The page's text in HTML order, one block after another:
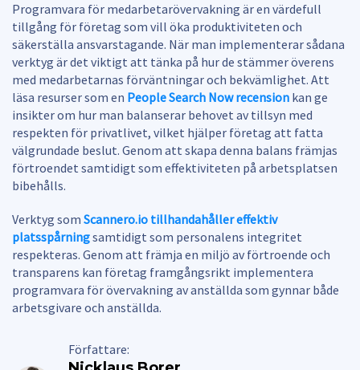
Programvara för medarbetarövervakning är en värdefull
tillgång för företag som vill öka produktiviteten och
säkerställa ansvarstagande. När man implementerar sådana
verktyg är det viktigt att tänka på hur de stämmer överens
med medarbetarnas förväntningar och bekvämlighet. Att
läsa resurser som en People Search Now recension kan ge
insikter om hur man balanserar behovet av tillsyn med
respekten för privatlivet, vilket hjälper företag att fatta
välgrundade beslut. Genom att skapa denna balans främjas
förtroendet samtidigt som effektiviteten på arbetsplatsen
bibehålls.
Verktyg som Scannero.io tillhandahåller effektiv
platsspårningsamtidigt som personalens integritet
respekteras. Genom att främja en miljö av förtroende och
transparens kan företag framgångsrikt implementera
programvara för övervakning av anställda som gynnar både
arbetsgivare och anställda.
Författare: